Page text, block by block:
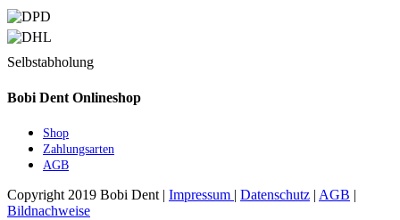
Selbstabholung
Bobi Dent Onlineshop
Shop
Zahlungsarten
AGB
Copyright 2019 Bobi Dent | Impressum | Datenschutz | AGB |
Bildnachweise